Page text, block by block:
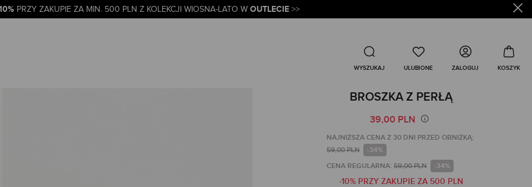
PRZY ZAKUPIE ZA MIN. 500 PLN Z KOLEKCJI WIOSNA-LATO W OUTLECIE >>
ZALOGUJ
BROSZKA Z PERŁĄ
39,00 PLN
NAJNIŻSZA CENA Z 30 DNI PRZED OBNIŻKĄ:
59,00 PLN
-34%
CENA REGULARNA: 59,00 PLN -34%
-10% PRZY ZAKUPIE ZA 500 PLN